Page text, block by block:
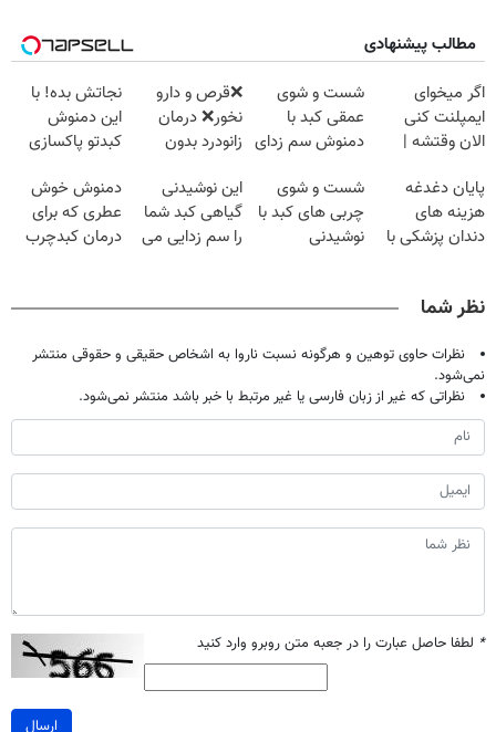
مطالب پیشنهادی
اگر میخوای
ایمپلنت کنی
الان وقتشه |
میلیون تومان!!!
شست و شوی
عمقی کبد با
دمنوش سم زدای
❌قرص‌ و دارو
نخور❌ درمان
زانودرد بدون
نجاتش بده! با
این دمنوش
کبدتو پاکسازی
مرجوعی
پایان دغدغه
هزینه های
دندان پزشکی با
شست و شوی
چربی های کبد با
نوشیدنی
این نوشیدنی
گیاهی کبد شما
را سم زدایی می
دمنوش خوش
عطری که برای
درمان کبدچرب
نظر شما
نظرات حاوی توهین و هرگونه نسبت ناروا به اشخاص حقیقی و حقوقی منتشر
نمی‌شود.
نظراتی که غیر از زبان فارسی یا غیر مرتبط با خبر باشد منتشر نمی‌شود.
* لطفا حاصل عبارت را در جعبه متن روبرو وارد کنید
ارسال